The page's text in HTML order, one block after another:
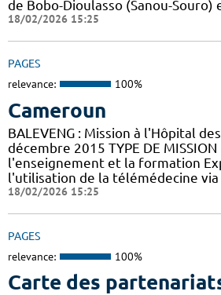
de Bobo-Dioulasso (Sanou-Souro)
18/02/2026 15:25
PAGES
relevance: 100%
Cameroun
BALEVENG : Mission à l'Hôpital
décembre 2015 TYPE DE MISSION
l'enseignement et la formation
l'utilisation de la télémédecine
18/02/2026 15:25
PAGES
relevance: 100%
Carte des